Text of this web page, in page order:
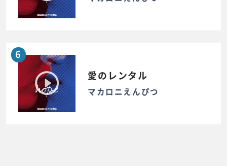
6
愛のレンタル
マカロニえんぴつ